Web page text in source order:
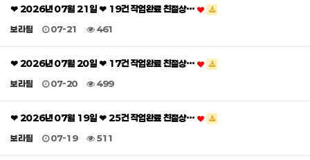
❤ 2026년 07월 21일 ❤ 19건 작업완료 친절상…
보라팀 07-21 461
❤ 2026년 07월 20일 ❤ 17건 작업완료 친절상…
보라팀 07-20 499
❤ 2026년 07월 19일 ❤ 25건 작업완료 친절상…
보라팀 07-19 511